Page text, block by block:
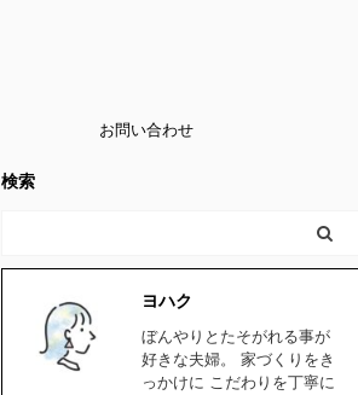
お問い合わせ
検索
ヨハク
ぼんやりとたそがれる事が
好きな夫婦。 家づくりをき
っかけに こだわりを丁寧に